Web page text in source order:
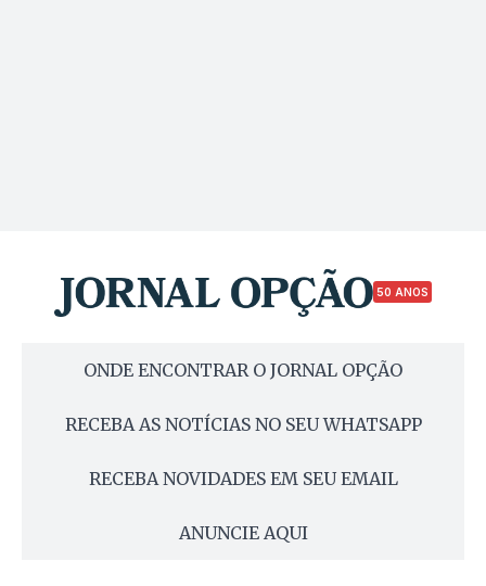
50 ANOS
ONDE ENCONTRAR O JORNAL OPÇÃO
RECEBA AS NOTÍCIAS NO SEU WHATSAPP
RECEBA NOVIDADES EM SEU EMAIL
ANUNCIE AQUI